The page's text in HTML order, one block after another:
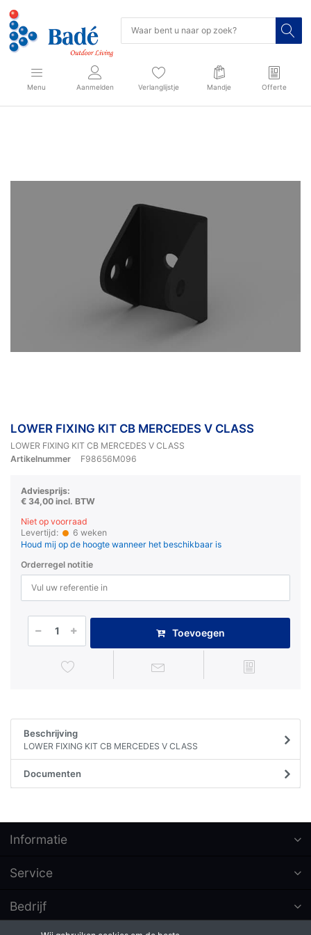
Menu Aanmelden Verlanglijstje Mandje Offerte
LOWER FIXING KIT CB MERCEDES V CLASS
LOWER FIXING KIT CB MERCEDES V CLASS
Artikelnummer
F98656M096
Adviesprijs:
€ 34,00 incl. BTW
Niet op voorraad
Levertijd:
6 weken
Houd mij op de hoogte wanneer het beschikbaar is
Orderregel notitie
Toevoegen
Beschrijving
LOWER FIXING KIT CB MERCEDES V CLASS
Documenten
Informatie
Service
Bedrijf